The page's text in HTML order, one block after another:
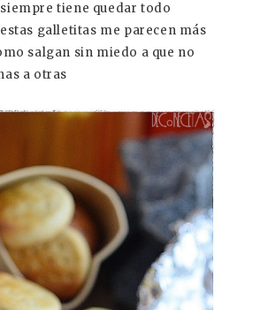
tiene quedar todo
galletitas me parecen más
salgan sin miedo a que no
a otras